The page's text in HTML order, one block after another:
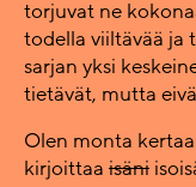
torjuvat ne
todella viiltävää ja
sarjan yksi
tietävät, mutta
Olen monta
kirjoittaa isäni